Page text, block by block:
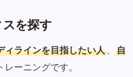
を探す
ィラインを目指したい人 、
自
レーニングです。